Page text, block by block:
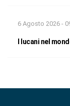
6 Agosto 2026 -
I lucani nel